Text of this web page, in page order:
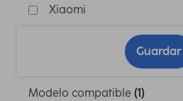
Xiaomi
Guardar
Modelo compatible (1)